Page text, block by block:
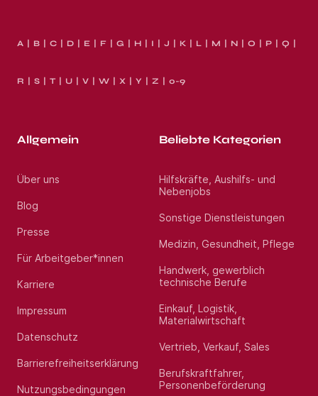
A B C D E F G H I J K L M N O P Q
R S T U V W X Y Z 0-9
Allgemein
Über uns
Blog
Presse
Für Arbeitgeber*innen
Karriere
Impressum
Datenschutz
Barrierefreiheitserklärung
Nutzungsbedingungen
Beliebte Kategorien
Hilfskräfte, Aushilfs- und
Nebenjobs
Sonstige Dienstleistungen
Medizin, Gesundheit, Pflege
Handwerk, gewerblich
technische Berufe
Einkauf, Logistik,
Materialwirtschaft
Vertrieb, Verkauf, Sales
Berufskraftfahrer,
Personenbeförderung